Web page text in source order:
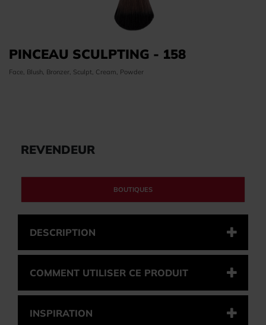
PINCEAU SCULPTING - 158
Face, Blush, Bronzer, Sculpt, Cream, Powder
REVENDEUR
BOUTIQUES
DESCRIPTION
COMMENT UTILISER CE PRODUIT
INSPIRATION